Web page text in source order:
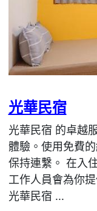
光華民宿
光華民宿 的卓越
體驗。使用免費
保持連繫。 在入
工作人員會為你
光華民宿 ...